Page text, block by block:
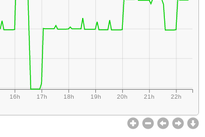
16h 17h 18h 19h 20h 21h 22h